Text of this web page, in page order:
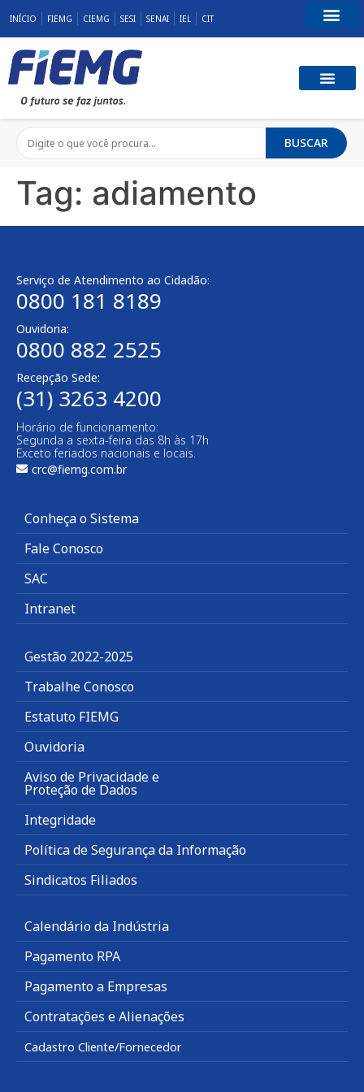
INÍCIO FIEMG CIEMG SESI SENAI IEL CIT
BUSCAR
Tag: adiamento
Serviço de Atendimento ao Cidadão:
0800 181 8189
Ouvidoria:
0800 882 2525
Recepção Sede:
(31) 3263 4200
Horário de funcionamento:
Segunda a sexta-feira das 8h às 17h
Exceto feriados nacionais e locais.
crc@fiemg.com.br
Conheça o Sistema
Fale Conosco
SAC
Intranet
Gestão 2022-2025
Trabalhe Conosco
Estatuto FIEMG
Ouvidoria
Aviso de Privacidade e
Proteção de Dados
Integridade
Política de Segurança da Informação
Sindicatos Filiados
Calendário da Indústria
Pagamento RPA
Pagamento a Empresas
Contratações e Alienações
Cadastro Cliente/Fornecedor